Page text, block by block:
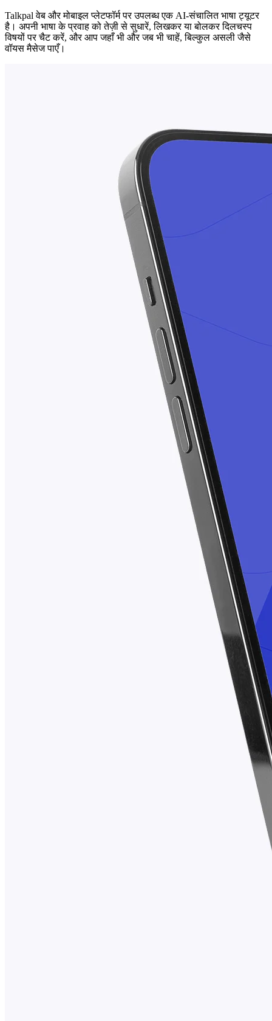
Talkpal वेब और मोबाइल प्लेटफॉर्म पर उपलब्ध एक AI-संचालित भाषा ट्यूटर
है। अपनी भाषा के प्रवाह को तेज़ी से सुधारें, लिखकर या बोलकर दिलचस्प
विषयों पर चैट करें, और आप जहाँ भी और जब भी चाहें, बिल्कुल असली जैसे
वॉयस मैसेज पाएँ।